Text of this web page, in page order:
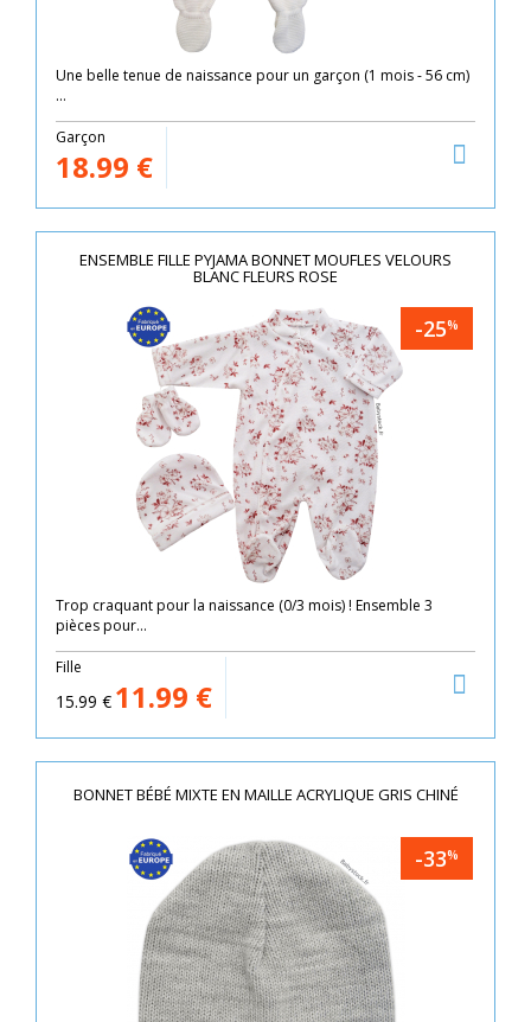
Une belle tenue de naissance pour un garçon (1 mois - 56 cm)
...
Garçon
18.99 €
ENSEMBLE FILLE PYJAMA BONNET MOUFLES VELOURS
BLANC FLEURS ROSE
-25%
Trop craquant pour la naissance (0/3 mois) ! Ensemble 3
pièces pour...
Fille
15.99 € 11.99 €
BONNET BÉBÉ MIXTE EN MAILLE ACRYLIQUE GRIS CHINÉ
-33%